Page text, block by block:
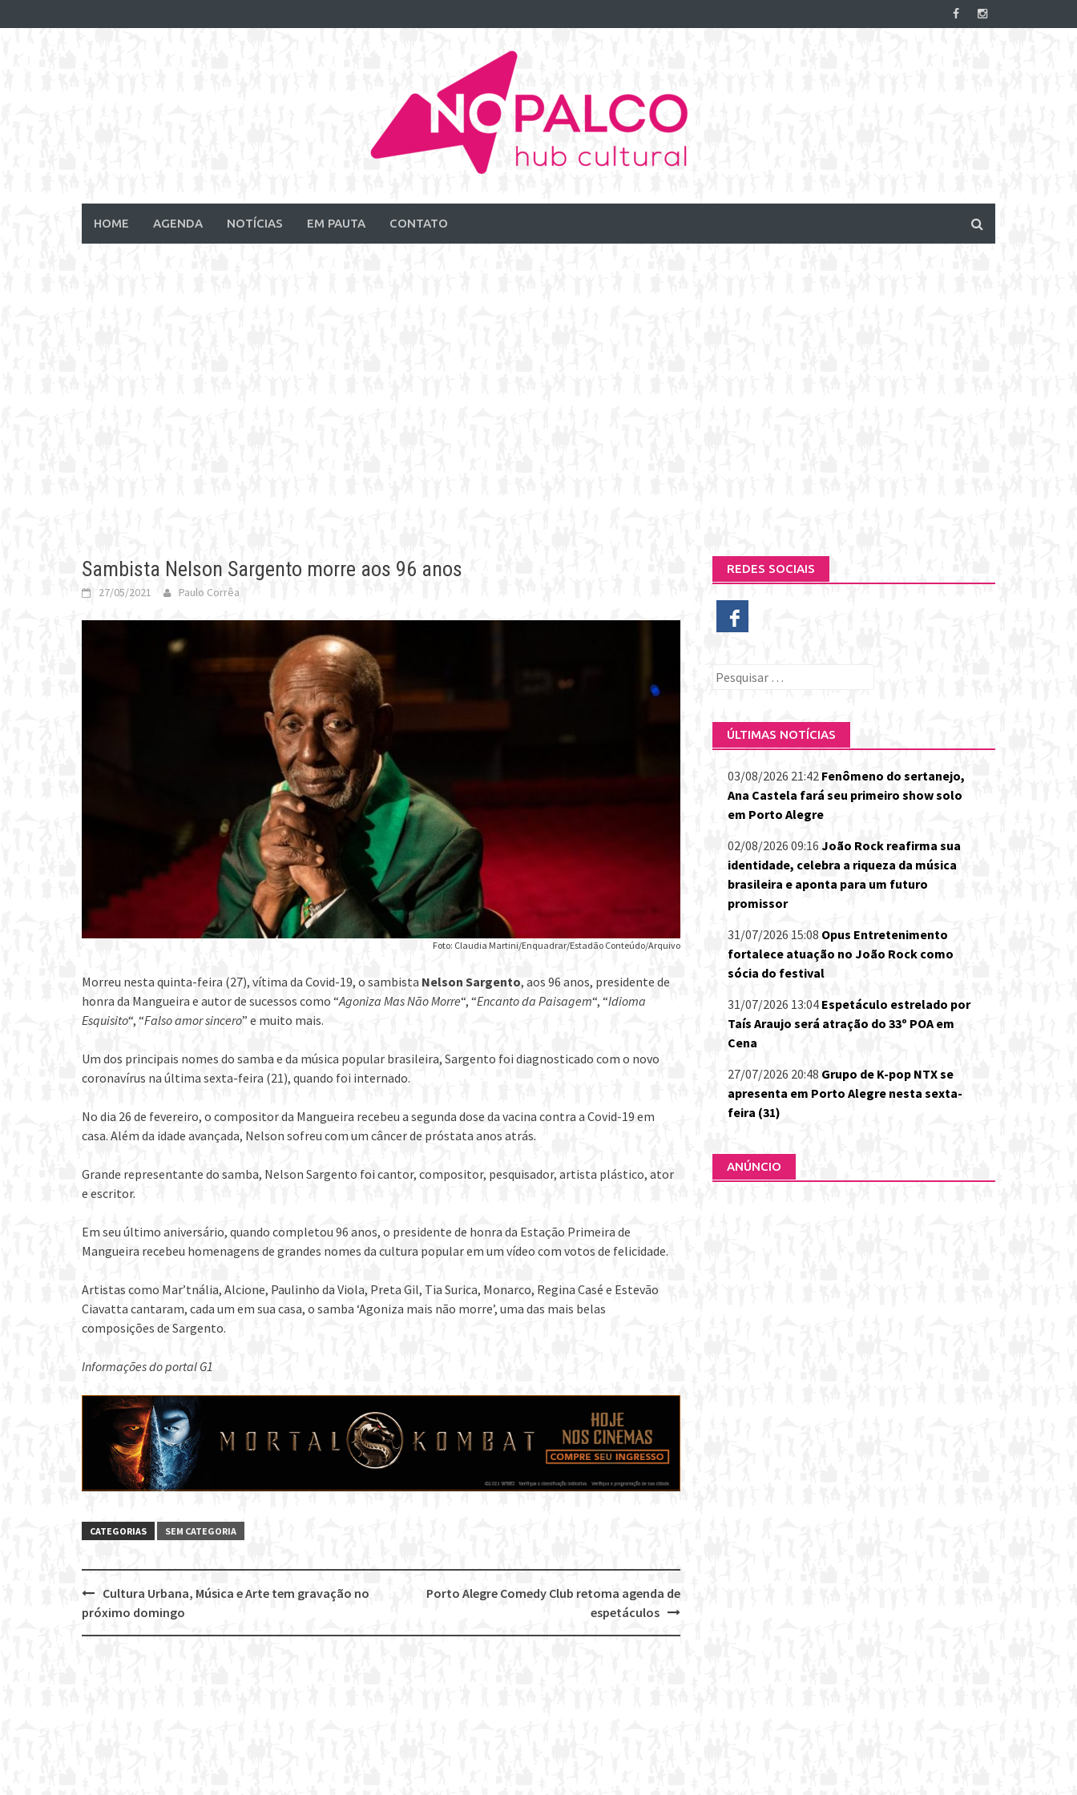
to
HOME AGENDA NOTÍCIAS EM PAUTA CONTATO
Sambista Nelson Sargento morre aos 96 anos
27/05/2021 Paulo Corrêa
Foto: Claudia Martini/Enquadrar/Estadão Conteúdo/Arquivo
Morreu nesta quinta-feira (27), vítima da Covid-19, o sambista Nelson Sargento, aos 96 anos, presidente de
honra da Mangueira e autor de sucessos como “Agoniza Mas Não Morre“, “Encanto da Paisagem“, “Idioma
Esquisito“, “Falso amor sincero” e muito mais.
Um dos principais nomes do samba e da música popular brasileira, Sargento foi diagnosticado com o novo
coronavírus na última sexta-feira (21), quando foi internado.
No dia 26 de fevereiro, o compositor da Mangueira recebeu a segunda dose da vacina contra a Covid-19 em
casa. Além da idade avançada, Nelson sofreu com um câncer de próstata anos atrás.
Grande representante do samba, Nelson Sargento foi cantor, compositor, pesquisador, artista plástico, ator
e escritor.
Em seu último aniversário, quando completou 96 anos, o presidente de honra da Estação Primeira de
Mangueira recebeu homenagens de grandes nomes da cultura popular em um vídeo com votos de felicidade.
Artistas como Mar’tnália, Alcione, Paulinho da Viola, Preta Gil, Tia Surica, Monarco, Regina Casé e Estevão
Ciavatta cantaram, cada um em sua casa, o samba ‘Agoniza mais não morre’, uma das mais belas
composições de Sargento.
Informações do portal G1
CATEGORIAS SEM CATEGORIA
Post
navigation
Porto Alegre Comedy Club retoma agenda de
espetáculos
Cultura Urbana, Música e Arte tem gravação no
próximo domingo
REDES SOCIAIS
Pesquisar
ÚLTIMAS NOTÍCIAS
03/08/2026 21:42 Fenômeno do sertanejo,
Ana Castela fará seu primeiro show solo
em Porto Alegre
02/08/2026 09:16 João Rock reafirma sua
identidade, celebra a riqueza da música
brasileira e aponta para um futuro
promissor
31/07/2026 15:08 Opus Entretenimento
fortalece atuação no João Rock como
sócia do festival
31/07/2026 13:04 Espetáculo estrelado por
Taís Araujo será atração do 33º POA em
Cena
27/07/2026 20:48 Grupo de K-pop NTX se
apresenta em Porto Alegre nesta sexta-
feira (31)
ANÚNCIO